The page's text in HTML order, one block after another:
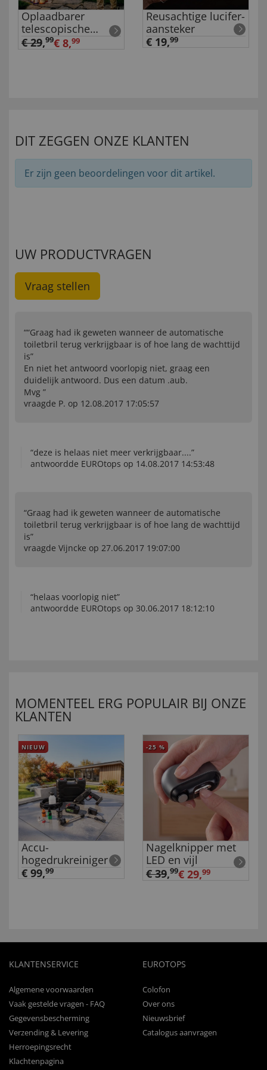
Oplaadbarer
telescopische
aansteker
€ 29,99€ 8,99
Reusachtige lucifer-
aansteker
€ 19,99
DIT ZEGGEN ONZE KLANTEN
Er zijn geen beoordelingen voor dit artikel.
UW PRODUCTVRAGEN
Vraag stellen
““Graag had ik geweten wanneer de automatische
toiletbril terug verkrijgbaar is of hoe lang de wachttijd
is”
En niet het antwoord voorlopig niet, graag een
duidelijk antwoord. Dus een datum .aub.
Mvg ”
vraagde P. op 12.08.2017 17:05:57
“deze is helaas niet meer verkrijgbaar....”
antwoordde EUROtops op 14.08.2017 14:53:48
“Graag had ik geweten wanneer de automatische
toiletbril terug verkrijgbaar is of hoe lang de wachttijd
is”
vraagde Vijncke op 27.06.2017 19:07:00
“helaas voorlopig niet”
antwoordde EUROtops op 30.06.2017 18:12:10
MOMENTEEL ERG POPULAIR BIJ ONZE
KLANTEN
NIEUW
Accu-
hogedrukreiniger
€ 99,99
-25 %
Nagelknipper met
LED en vijl
€ 39,99€ 29,99
KLANTENSERVICE
Algemene voorwaarden
Vaak gestelde vragen - FAQ
Gegevensbescherming
Verzending & Levering
Herroepingsrecht
Klachtenpagina
EUROTOPS
Colofon
Over ons
Nieuwsbrief
Catalogus aanvragen